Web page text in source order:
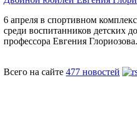
6 апреля в спортивном
среди воспитанников детских
профессора Евгения Глориозова.
Всего на сайте 477 новостей